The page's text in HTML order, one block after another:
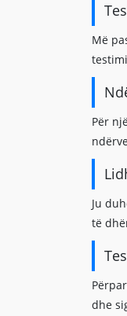
Më
Për
Ju
të
dhe